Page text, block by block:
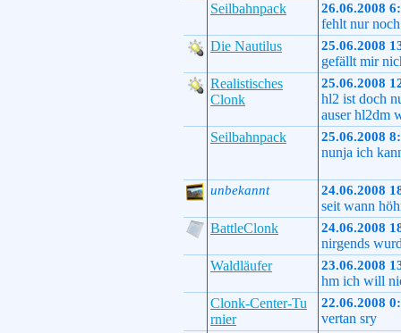
Seilbahnpack
26.06.2008
fehlt nur noch
Die Nautilus
25.06.2008
gefällt mir
Realistisches
Clonk
25.06.2008
hl2 ist doch
auser hl2dm
Seilbahnpack
25.06.2008
nunja ich
unbekannt 24.06.2008
seit wann
BattleClonk
24.06.2008
nirgends
Waldläufer
23.06.2008
hm ich will
Clonk-Center-Tu
rnier
22.06.2008
vertan sry